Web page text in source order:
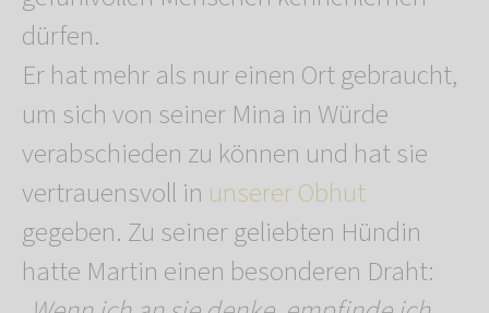
dürfen.
Er hat mehr als nur einen Ort gebraucht,
um sich von seiner Mina in Würde
verabschieden zu können und hat sie
vertrauensvoll in unserer Obhut
gegeben. Zu seiner geliebten Hündin
hatte Martin einen besonderen Draht: